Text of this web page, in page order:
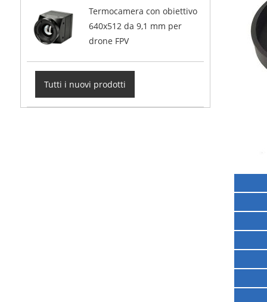
Termocamera con obiettivo
640x512 da 9,1 mm per
drone FPV
Tutti i nuovi prodotti